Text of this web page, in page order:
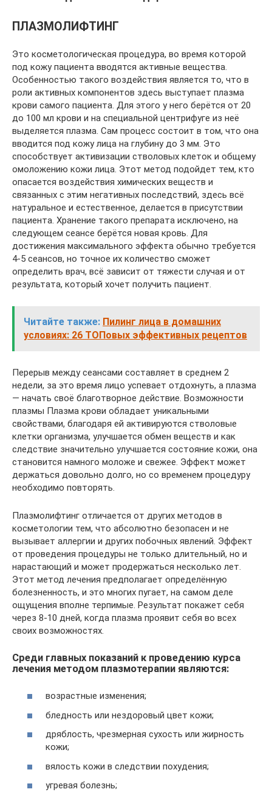
ПЛАЗМОЛИФТИНГ
Это косметологическая процедура, во время которой
под кожу пациента вводятся активные вещества.
Особенностью такого воздействия является то, что в
роли активных компонентов здесь выступает плазма
крови самого пациента. Для этого у него берётся от 20
до 100 мл крови и на специальной центрифуге из неё
выделяется плазма. Сам процесс состоит в том, что она
вводится под кожу лица на глубину до 3 мм. Это
способствует активизации стволовых клеток и общему
омоложению кожи лица. Этот метод подойдет тем, кто
опасается воздействия химических веществ и
связанных с этим негативных последствий, здесь всё
натуральное и естественное, делается в присутствии
пациента. Хранение такого препарата исключено, на
следующем сеансе берётся новая кровь. Для
достижения максимального эффекта обычно требуется
4-5 сеансов, но точное их количество сможет
определить врач, всё зависит от тяжести случая и от
результата, который хочет получить пациент.
Читайте также: Пилинг лица в домашних
условиях: 26 ТОПовых эффективных рецептов
Перерыв между сеансами составляет в среднем 2
недели, за это время лицо успевает отдохнуть, а плазма
— начать своё благотворное действие. Возможности
плазмы Плазма крови обладает уникальными
свойствами, благодаря ей активируются стволовые
клетки организма, улучшается обмен веществ и как
следствие значительно улучшается состояние кожи, она
становится намного моложе и свежее. Эффект может
держаться довольно долго, но со временем процедуру
необходимо повторять.
Плазмолифтинг отличается от других методов в
косметологии тем, что абсолютно безопасен и не
вызывает аллергии и других побочных явлений. Эффект
от проведения процедуры не только длительный, но и
нарастающий и может продержаться несколько лет.
Этот метод лечения предполагает определённую
болезненность, и это многих пугает, на самом деле
ощущения вполне терпимые. Результат покажет себя
через 8-10 дней, когда плазма проявит себя во всех
своих возможностях.
Среди главных показаний к проведению курса
лечения методом плазмотерапии являются:
возрастные изменения;
бледность или нездоровый цвет кожи;
дряблость, чрезмерная сухость или жирность
кожи;
вялость кожи в следствии похудения;
угревая болезнь;